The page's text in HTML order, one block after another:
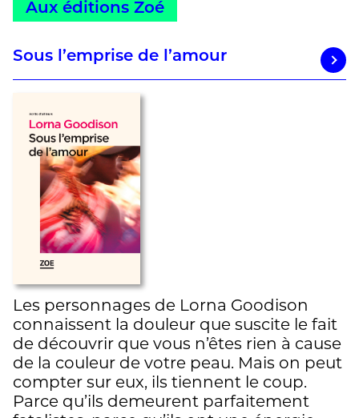
Aux éditions Zoé
Sous l’emprise de l’amour
Les personnages de Lorna Goodison
connaissent la douleur que suscite le fait
de découvrir que vous n’êtes rien à cause
de la couleur de votre peau. Mais on peut
compter sur eux, ils tiennent le coup.
Parce qu’ils demeurent parfaitement